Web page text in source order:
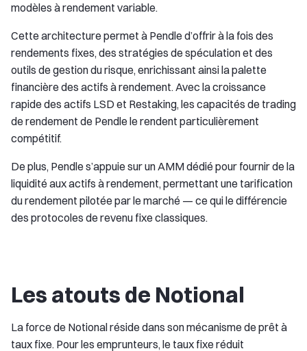
modèles à rendement variable.
Cette architecture permet à Pendle d’offrir à la fois des
rendements fixes, des stratégies de spéculation et des
outils de gestion du risque, enrichissant ainsi la palette
financière des actifs à rendement. Avec la croissance
rapide des actifs LSD et Restaking, les capacités de trading
de rendement de Pendle le rendent particulièrement
compétitif.
De plus, Pendle s’appuie sur un AMM dédié pour fournir de la
liquidité aux actifs à rendement, permettant une tarification
du rendement pilotée par le marché — ce qui le différencie
des protocoles de revenu fixe classiques.
Les atouts de Notional
La force de Notional réside dans son mécanisme de prêt à
taux fixe. Pour les emprunteurs, le taux fixe réduit